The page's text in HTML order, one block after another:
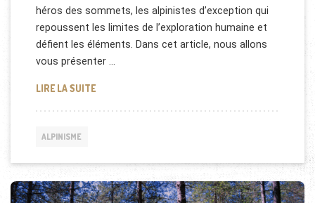
héros des sommets, les alpinistes d’exception qui
repoussent les limites de l’exploration humaine et
défient les éléments. Dans cet article, nous allons
vous présenter …
LIRE LA SUITELES PLUS GRANDS ALPINISTES DU MONDE
ALPINISME